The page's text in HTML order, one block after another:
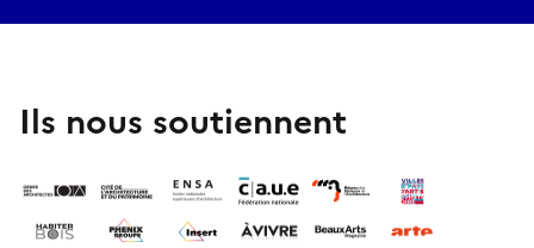
Ils nous soutiennent